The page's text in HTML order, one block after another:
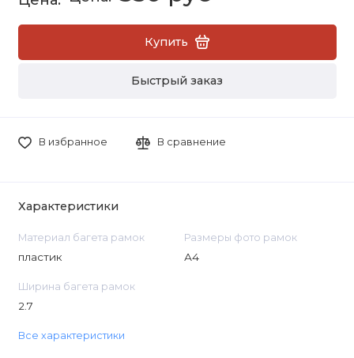
Купить
Быстрый заказ
В избранное В сравнение
Характеристики
Материал багета рамок
пластик
Размеры фото рамок
А4
Ширина багета рамок
2.7
Все характеристики